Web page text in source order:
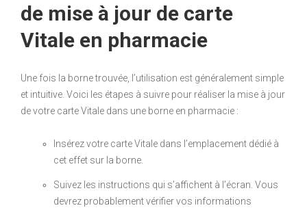
de mise à jour de carte
Vitale en pharmacie
Une fois la borne trouvée, l’utilisation est généralement simple
et intuitive. Voici les étapes à suivre pour réaliser la mise à jour
de votre carte Vitale dans une borne en pharmacie :
Insérez votre carte Vitale dans l’emplacement dédié à
cet effet sur la borne.
Suivez les instructions qui s’affichent à l’écran. Vous
devrez probablement vérifier vos informations